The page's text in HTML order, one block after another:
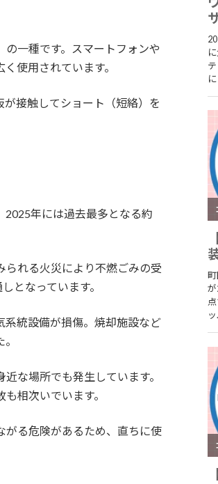
一種です。スマートフォンや
使用されています。
接触してショート（短絡）を
2025年には過去最多となる約
られる火災により不燃ごみの受
となっています。
系統設備が損傷。焼却施設など
な場所でも発生しています。
相次いでいます。
がる危険があるため、直ちに使